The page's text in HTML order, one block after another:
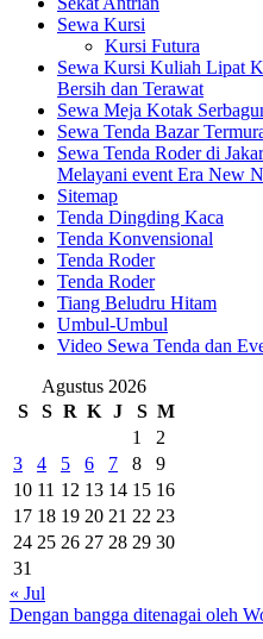
Sewa Kursi
Kursi Futura
Sewa Kursi Kuliah Lipat
Bersih dan Terawat
Sewa Meja Kotak
Sewa Tenda Bazar
Sewa Tenda Roder di
Melayani event Era New
Sitemap
Tenda Dingding Kaca
Tenda Konvensional
Tenda Roder
Tenda Roder
Tiang Beludru Hitam
Umbul-Umbul
Video Sewa Tenda dan
Agustus 2026
S
S R K J S M
1
2
3
4 5 6 7 8
9
10 11 12 13 14 15 16
17 18 19 20 21 22 23
24 25 26 27 28 29 30
31
« Jul
Dengan bangga ditenagai oleh